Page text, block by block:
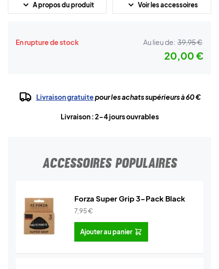
A propos du produit Voir les accessoires
En rupture de stock Au lieu de: 39,95 €
20,00 €
Livraison gratuitepour les achats supérieurs à 60 €
Livraison : 2-4 jours ouvrables
ACCESSOIRES POPULAIRES
Forza Super Grip 3-Pack Black
7,95€
Ajouter au panier